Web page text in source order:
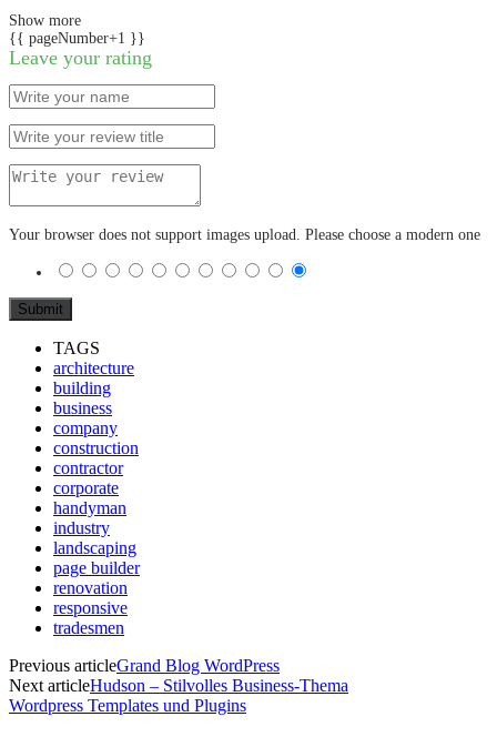
Show more
{{ pageNumber+1 }}
Leave your rating
Your browser does not support images upload. Please choose a modern one
TAGS
architecture
building
business
company
construction
contractor
corporate
handyman
industry
landscaping
page builder
renovation
responsive
tradesmen
Previous articleGrand Blog WordPress
Next articleHudson – Stilvolles Business-Thema
Wordpress Templates und Plugins